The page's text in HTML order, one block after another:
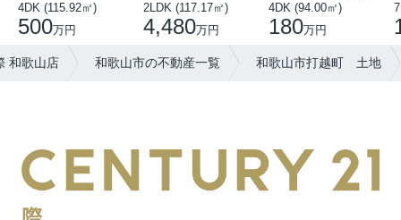
4DK (115.92㎡)
500万円
2LDK (117.17㎡)
4,480万円
4DK (94.00㎡)
180万円
和歌山店 和歌山市の不動産一覧 和歌山市打越町 土地